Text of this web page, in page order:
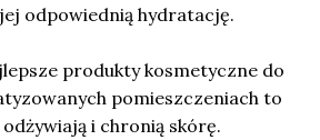
odpowiednią hydratację.
produkty kosmetyczne do
pomieszczeniach to
i chronią skórę.